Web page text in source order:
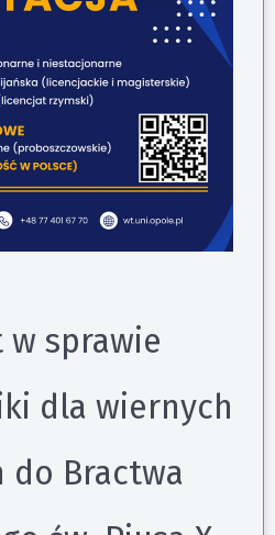
sprawie
dla wiernych
do Bractwa